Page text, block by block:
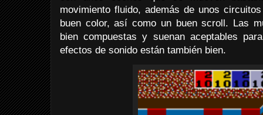
movimiento fluido, además de unos
buen color, así como un buen scroll. Las
bien compuestas y suenan aceptables
efectos de sonido están también bien.